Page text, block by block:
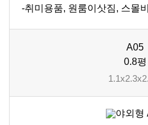
-취미용품, 원룸이삿짐, 스몰
A05
0.8평